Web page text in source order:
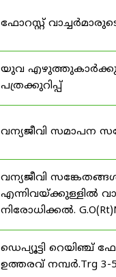
ഫോറസ്റ്റ്
യുവ
പത്രക്കുറിപ്പ്
വന്യജീവി സമാപന
വന്യജീവി
എന്നിവയ്ക്കുള്ളിൽ
നിരോധിക്കൽ.
ഡെപ്യൂട്ടി റെയിഞ്ച്
ഉത്തരവ് നമ്പർ.Trg 3-